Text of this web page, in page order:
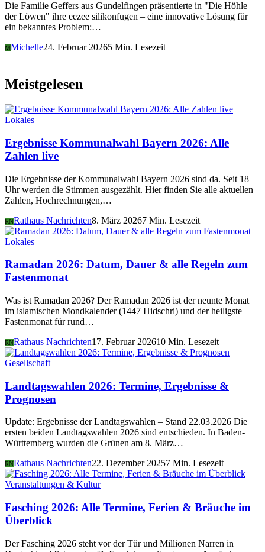
Die Familie Geffers aus Gundelfingen präsentierte in "Die Höhle
der Löwen" ihre eezee silikonfugen – eine innovative Lösung für
ein bekanntes Problem:…
MMichelle24. Februar 20265 Min. Lesezeit
Meistgelesen
Lokales
Ergebnisse Kommunalwahl Bayern 2026: Alle
Zahlen live
Die Ergebnisse der Kommunalwahl Bayern 2026 sind da. Seit 18
Uhr werden die Stimmen ausgezählt. Hier finden Sie alle aktuellen
Zahlen, Hochrechnungen,…
RNRathaus Nachrichten8. März 20267 Min. Lesezeit
Lokales
Ramadan 2026: Datum, Dauer & alle Regeln zum
Fastenmonat
Was ist Ramadan 2026? Der Ramadan 2026 ist der neunte Monat
im islamischen Mondkalender (1447 Hidschri) und der heiligste
Fastenmonat für rund…
RNRathaus Nachrichten17. Februar 202610 Min. Lesezeit
Gesellschaft
Landtagswahlen 2026: Termine, Ergebnisse &
Prognosen
Update: Ergebnisse der Landtagswahlen – Stand 22.03.2026 Die
ersten beiden Landtagswahlen 2026 sind entschieden. In Baden-
Württemberg wurden die Grünen am 8. März…
RNRathaus Nachrichten22. Dezember 20257 Min. Lesezeit
Veranstaltungen & Kultur
Fasching 2026: Alle Termine, Ferien & Bräuche im
Überblick
Der Fasching 2026 steht vor der Tür und Millionen Narren in